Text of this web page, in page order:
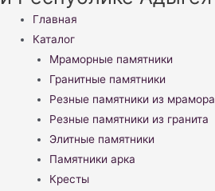
Меню
Главная
Каталог
Мраморные памятники
Гранитные памятники
Резные памятники из мрамора
Резные памятники из гранита
Элитные памятники
Памятники арка
Кресты